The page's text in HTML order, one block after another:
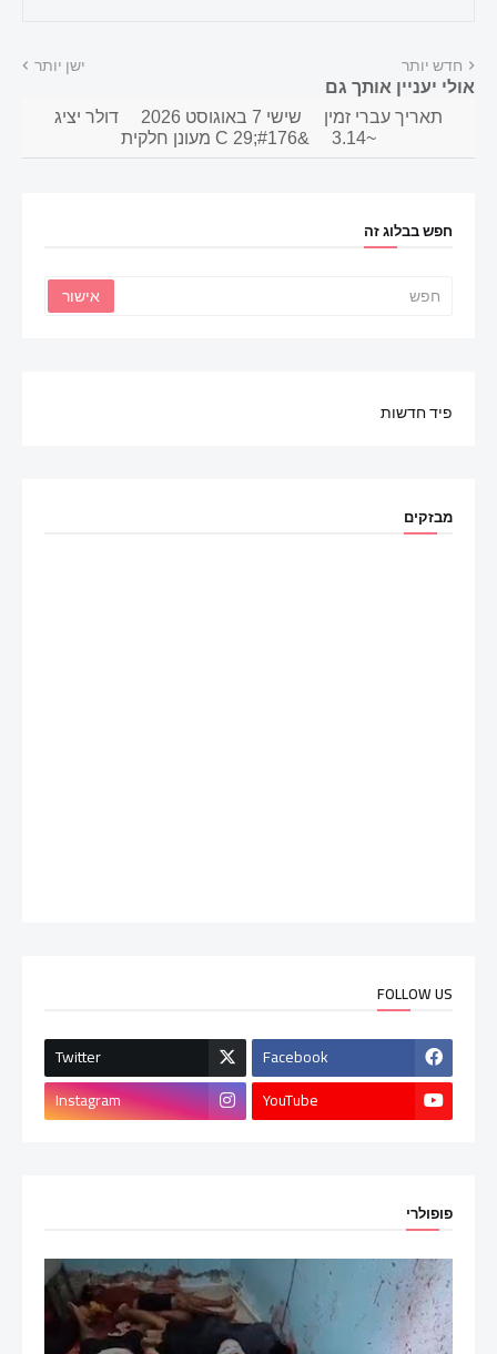
חדש יותר ישן יותר
אולי יעניין אותך גם
תאריך עברי זמין שישי 7 באוגוסט 2026
דולר יציג
~3.14
&#176;C 29 מעונן חלקית
חפש בבלוג זה
פיד חדשות
מבזקים
FOLLOW US
Facebook
Twitter
YouTube
Instagram
פופולרי